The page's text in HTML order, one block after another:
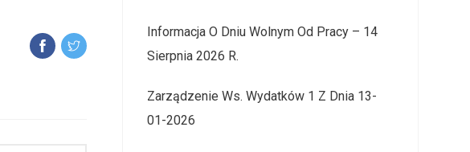
Informacja O Dniu Wolnym Od Pracy – 14
Sierpnia 2026 R.
Zarządzenie Ws. Wydatków 1 Z Dnia 13-
01-2026